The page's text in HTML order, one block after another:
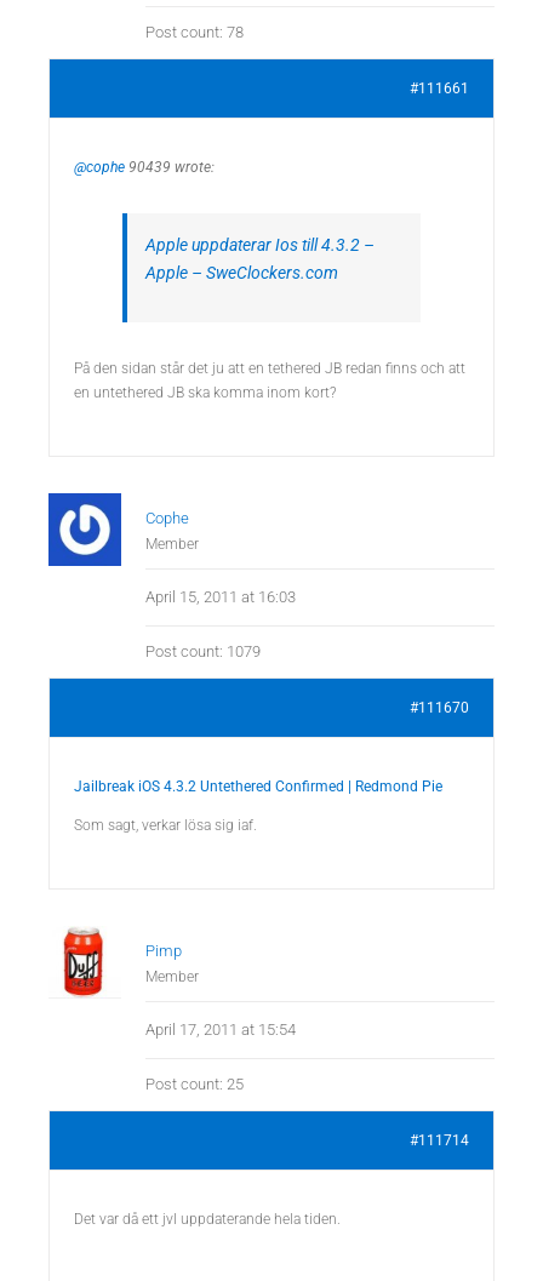
Post count: 78
#111661
@cophe 90439 wrote:
Apple uppdaterar Ios till 4.3.2 –
Apple – SweClockers.com
På den sidan står det ju att en tethered JB redan finns och att
en untethered JB ska komma inom kort?
Cophe
Member
April 15, 2011 at 16:03
Post count: 1079
#111670
Jailbreak iOS 4.3.2 Untethered Confirmed | Redmond Pie
Som sagt, verkar lösa sig iaf.
Pimp
Member
April 17, 2011 at 15:54
Post count: 25
#111714
Det var då ett jvl uppdaterande hela tiden.